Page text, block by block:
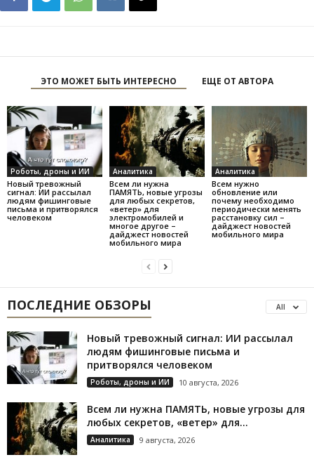
ЭТО МОЖЕТ БЫТЬ ИНТЕРЕСНО ЕЩЕ ОТ АВТОРА
Роботы, дроны и ИИ
Новый тревожный
сигнал: ИИ рассылал
людям фишинговые
письма и притворялся
человеком
Аналитика
Всем ли нужна
ПАМЯТЬ, новые угрозы
для любых секретов,
«ветер» для
электромобилей и
многое другое –
дайджест новостей
мобильного мира
Аналитика
Всем нужно
обновление или
почему необходимо
периодически менять
расстановку сил –
дайджест новостей
мобильного мира
ПОСЛЕДНИЕ ОБЗОРЫ All
Новый тревожный сигнал: ИИ рассылал
людям фишинговые письма и
притворялся человеком
Роботы, дроны и ИИ 10 августа, 2026
Всем ли нужна ПАМЯТЬ, новые угрозы для
любых секретов, «ветер» для...
Аналитика 9 августа, 2026